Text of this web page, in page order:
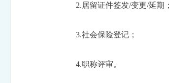
2.居留证件签发/变更/延期；
3.社会保险登记；
4.职称评审。